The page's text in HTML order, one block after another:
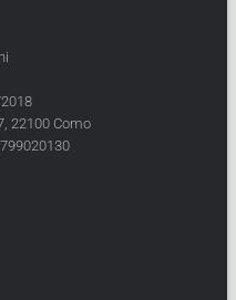
22100 Como